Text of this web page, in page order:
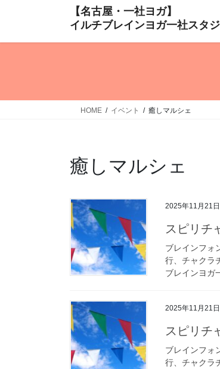
HOME イベント 癒しマルシェ
癒しマルシェ
2025年11月21日
スピリチ
ブレインフォ
行、チャクラ
ブレインヨガ
2025年11月21日
スピリチ
ブレインフォ
行、チャクラ